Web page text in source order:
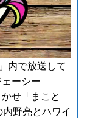
内で放送して
ーシー
せ「まこと
野亮とハワイ